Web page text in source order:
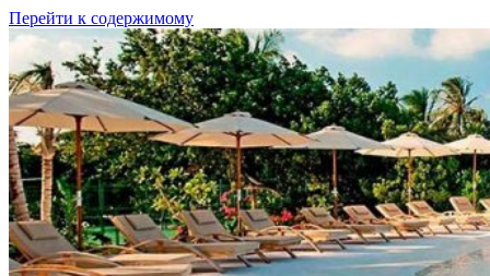
Перейти к содержимому